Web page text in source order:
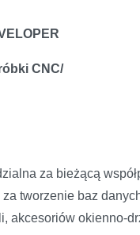
CNC/
za bieżącą
tworzenie baz
akcesoriów okienno-